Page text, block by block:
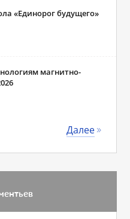
«Единорог будущего»
магнитно-
Далее